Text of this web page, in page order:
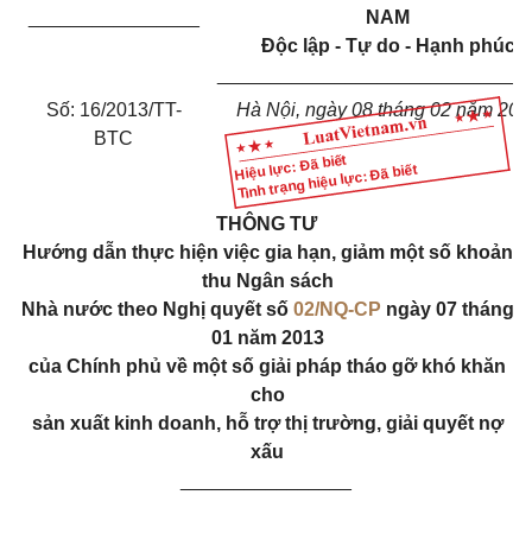
Hiệu lực: Đã biết
Tình trạng hiệu lực: Đã biết
NAM
Độc lập - Tự do - Hạnh phúc
Số: 16/2013/TT-
BTC
Hà Nội, ngày 08 tháng 02 năm
THÔNG TƯ
Hướng dẫn thực hiện việc gia hạn, giảm một số khoản
thu Ngân sách
Nhà nước theo Nghị quyết số 02/NQ-CP ngày 07 tháng
01 năm 2013
của Chính phủ về một số giải pháp tháo gỡ khó khăn
cho
sản xuất kinh doanh, hỗ trợ thị trường, giải quyết nợ
xấu